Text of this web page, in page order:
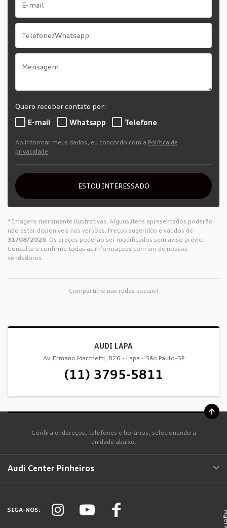
Quero receber contato por:
E-mail
Whatsapp Telefone
Ao informar meus dados, eu concordo com a Política de
privacidade
ESTOU INTERESSADO
* Imagens meramente ilustrativas. Alguns itens apresentados poderão
não estar disponíveis nas versões. Preços sugeridos e válidos de
31/08/2026 . Os preços poderão ser modificados sem aviso prévio.
Consulte e confirme todas as informações com um de nossos
vendedores.
Compartilhe nas redes sociais!
AUDI LAPA
Av. Ermano Marchetti, 826 - Lapa - São Paulo-SP
(11) 3795-5811
Confira endereços, telefones e horários, selecionando a
unidade abaixo:
Audi Center Pinheiros
SIGA-NOS: